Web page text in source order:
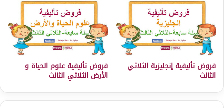
فروض تأليفية إنجليزية الثلاثي
الثالث
فروض تأليفية علوم الحياة و
الأرض الثلاثي الثالث